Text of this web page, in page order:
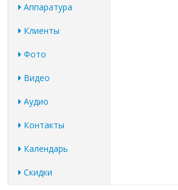
Аппаратура
Клиенты
Фото
Видео
Аудио
Контакты
Календарь
Скидки